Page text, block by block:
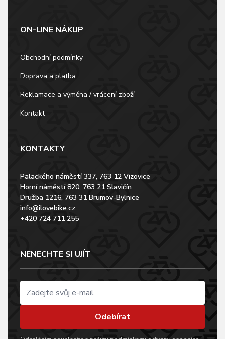
ON-LINE NÁKUP
Obchodní podmínky
Doprava a platba
Reklamace a výměna / vrácení zboží
Kontakt
KONTAKTY
Palackého náměstí 337, 763 12 Vizovice
Horní náměstí 820, 763 21 Slavičín
Družba 1216, 763 31 Brumov-Bylnice
info@ilovebike.cz
+420 724 711 255
NENECHTE SI UJÍT
Odebírat